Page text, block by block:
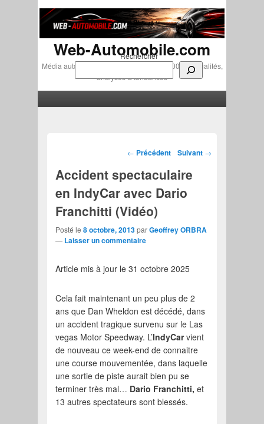
Rechercher
Web-Automobile.com
Média automobile indépendant depuis 2007 • Actualités,
analyses & tendances
Navigation des articles
← Précédent Suivant →
Accident spectaculaire
en IndyCar avec Dario
Franchitti (Vidéo)
Posté le8 octobre, 2013parGeoffrey ORBRA
— Laisser un commentaire
Article mis à jour le 31 octobre 2025
Cela fait maintenant un peu plus de 2
ans que Dan Wheldon est décédé, dans
un accident tragique survenu sur le Las
vegas Motor Speedway. L’IndyCarvient
de nouveau ce week-end de connaitre
une course mouvementée, dans laquelle
une sortie de piste aurait bien pu se
terminer très mal… Dario Franchitti, et
13 autres spectateurs sont blessés.